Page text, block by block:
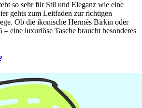
so sehr für Stil und Eleganz wie eine
gehts zum Leitfaden zur richtigen
Ob die ikonische Hermès Birkin oder
– eine luxuriöse Tasche braucht besonderes